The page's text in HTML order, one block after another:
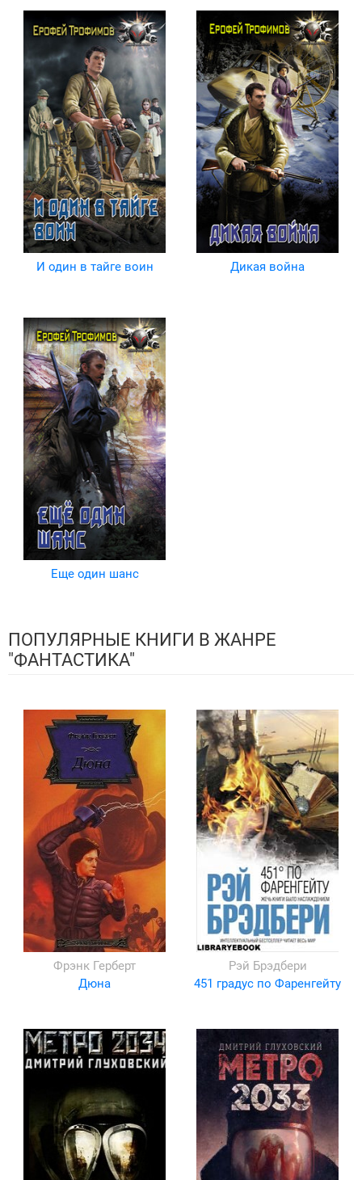
И один в тайге воин Дикая война
Еще один шанс
ПОПУЛЯРНЫЕ КНИГИ В ЖАНРЕ
"ФАНТАСТИКА"
Фрэнк Герберт
Дюна
Рэй Брэдбери
451 градус по Фаренгейту